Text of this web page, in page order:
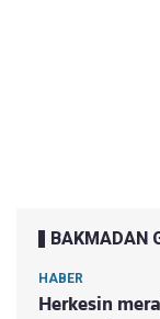
BAKMADAN
HABER
Herkesin